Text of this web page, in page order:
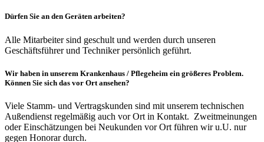
Dürfen Sie an den Geräten arbeiten?
Alle Mitarbeiter sind geschult und werden durch unseren
Geschäftsführer und Techniker persönlich geführt.
Wir haben in unserem Krankenhaus / Pflegeheim ein größeres Problem.
Können Sie sich das vor Ort ansehen?
Viele Stamm- und Vertragskunden sind mit unserem technischen
Außendienst regelmäßig auch vor Ort in Kontakt. Zweitmeinungen
oder Einschätzungen bei Neukunden vor Ort führen wir u.U. nur
gegen Honorar durch.